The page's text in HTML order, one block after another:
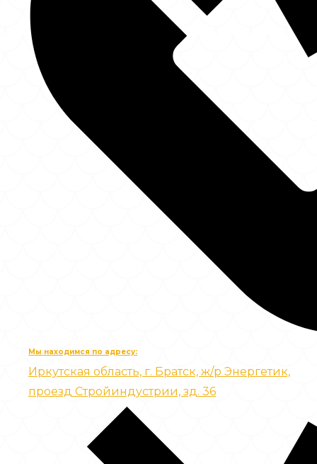
Мы находимся по адресу:
Иркутская область, г. Братск, ж/р Энергетик,
проезд Стройиндустрии, зд. 36